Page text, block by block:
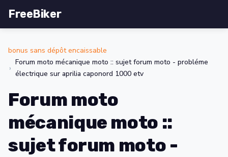
FreeBiker
bonus sans dépôt encaissable
Forum moto mécanique moto :: sujet forum moto - probléme
électrique sur aprilia caponord 1000 etv
Forum moto
mécanique moto ::
sujet forum moto -